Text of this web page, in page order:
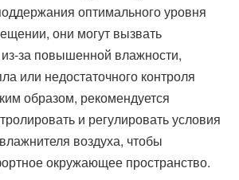
оптимального уровня
они могут вызвать
за повышенной влажности,
или недостаточного контроля
образом, рекомендуется
и регулировать условия
воздуха, чтобы
окружающее пространство.